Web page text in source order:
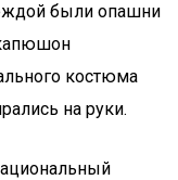
были опашни
костюма
на руки.